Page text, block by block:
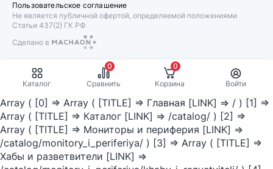
Пользовательское соглашение
Не является публичной офертой, определяемой положениями
Статьи 437(2) ГК РФ
Сделано в
Machaon
Каталог
0
Сравнить
0
Корзина
Войти
Array ( [0] => Array ( [TITLE] => Главная [LINK] => / ) [1] =>
Array ( [TITLE] => Каталог [LINK] => /catalog/ ) [2] =>
Array ( [TITLE] => Мониторы и периферия [LINK] =>
/catalog/monitory_i_periferiya/ ) [3] => Array ( [TITLE] =>
Хабы и разветвители [LINK] =>